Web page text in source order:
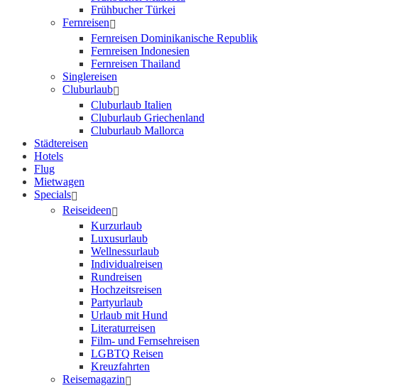
Frühbucher Türkei
Fernreisen
Fernreisen Dominikanische Republik
Fernreisen Indonesien
Fernreisen Thailand
Singlereisen
Cluburlaub
Cluburlaub Italien
Cluburlaub Griechenland
Cluburlaub Mallorca
Städtereisen
Hotels
Flug
Mietwagen
Specials
Reiseideen
Kurzurlaub
Luxusurlaub
Wellnessurlaub
Individualreisen
Rundreisen
Hochzeitsreisen
Partyurlaub
Urlaub mit Hund
Literaturreisen
Film- und Fernsehreisen
LGBTQ Reisen
Kreuzfahrten
Reisemagazin